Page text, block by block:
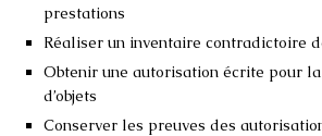
prestations
Réaliser un inventaire contradictoire
Obtenir une autorisation écrite pour
d’objets
Conserver les preuves des